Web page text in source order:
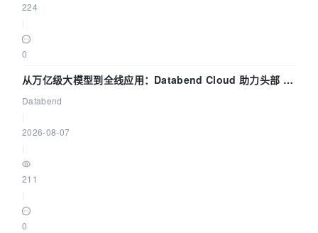
224
0
从万亿级大模型到全线应用：Databend Cloud 助力头部 AI
企业构建全链路 Trace 数据管道
Databend
2026-08-07
211
0